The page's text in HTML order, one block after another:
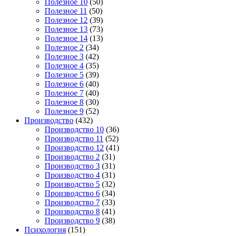
Полезное 10 (50)
Полезное 11 (50)
Полезное 12 (39)
Полезное 13 (73)
Полезное 14 (13)
Полезное 2 (34)
Полезное 3 (42)
Полезное 4 (35)
Полезное 5 (39)
Полезное 6 (40)
Полезное 7 (40)
Полезное 8 (30)
Полезное 9 (52)
Производство (432)
Производство 10 (36)
Производство 11 (52)
Производство 12 (41)
Производство 2 (31)
Производство 3 (31)
Производство 4 (31)
Производство 5 (32)
Производство 6 (34)
Производство 7 (33)
Производство 8 (41)
Производство 9 (38)
Психология (151)